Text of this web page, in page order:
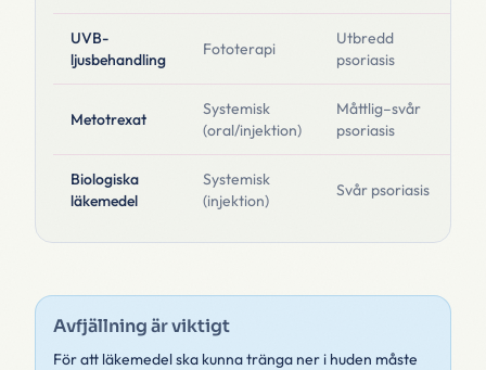
UVB-
ljusbehandling
Fototerapi
Utbredd
psoriasis
Metotrexat
Systemisk
(oral/injektion)
Måttlig–svår
psoriasis
Biologiska
läkemedel
Systemisk
(injektion)
Svår psoriasis
Avfjällning är viktigt
För att läkemedel ska kunna tränga ner i huden måste